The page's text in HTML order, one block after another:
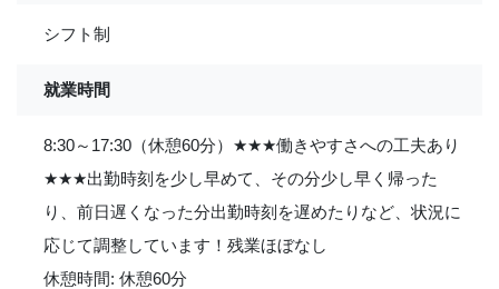
シフト制
就業時間
8:30～17:30（休憩60分） ★★★働きやすさへの工夫あり
★★★出勤時刻を少し早めて、その分少し早く帰った
り、前日遅くなった分出勤時刻を遅めたりなど、状況に
応じて調整しています！残業ほぼなし
休憩時間: 休憩60分